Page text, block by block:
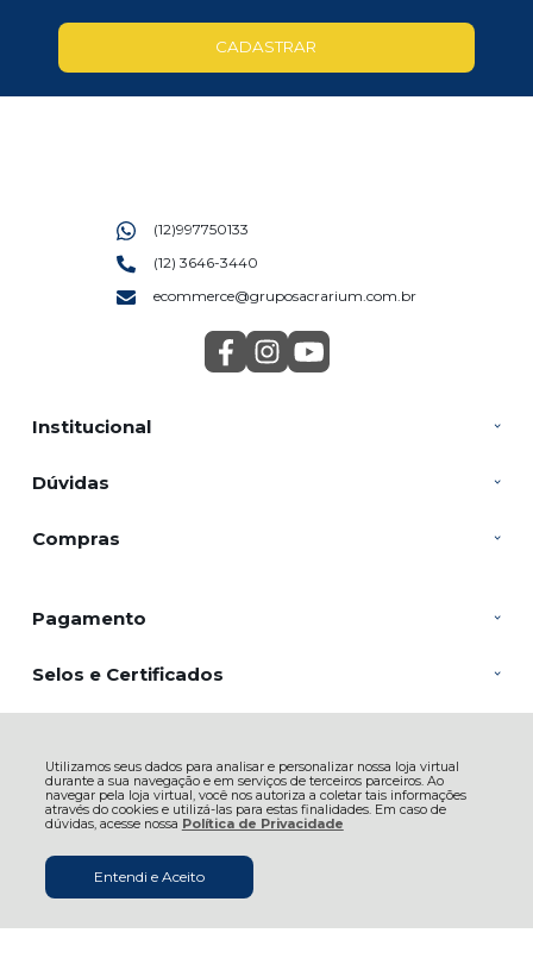
Utilizamos seus dados para analisar e personalizar nossa loja virtual
durante a sua navegação e em serviços de terceiros parceiros. Ao
navegar pela loja virtual, você nos autoriza a coletar tais informações
através do cookies e utilizá-las para estas finalidades. Em caso de
dúvidas, acesse nossa Política de Privacidade
Entendi e Aceito
CADASTRAR
Institucional
Dúvidas
Compras
(12)997750133
(12) 3646-3440
ecommerce@gruposacrarium.com.br
Pagamento
Selos e Certificados
SACRARIUM INDUSTRIA E COMERCIO DE VELAS LTDA, Rua João
Batista de Souza - 2804 - Veloso - 12582-150 - Roseira - SP
CNPJ: 05.810.412/0001-00 | © Todos os direitos reservados - Casa da Mãe
Artigos Religiosos - 2026